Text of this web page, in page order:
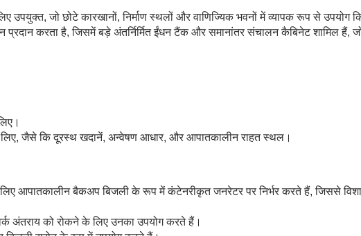
जो छोटे कारखानों, निर्माण स्थलों और वाणिज्यिक भवनों में व्यापक रूप से उपयोग
करता है, जिसमें बड़े अंतर्निर्मित ईंधन टैंक और समानांतर संचालन कैबिनेट शामिल हैं, जो
लिए, जैसे कि दूरस्थ खदानें, अन्वेषण आधार, और आपातकालीन राहत स्थल।
आपातकालीन बैकअप बिजली के रूप में कंटेनरीकृत जनरेटर पर निर्भर करते हैं, जिससे
अंतराय को रोकने के लिए उनका उपयोग करते हैं।